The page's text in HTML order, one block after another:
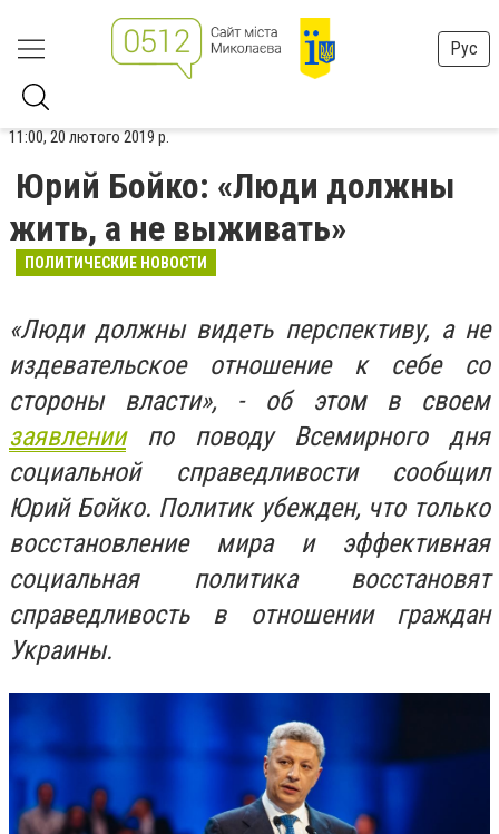
Рус
11:00, 20 лютого 2019 р.
Юрий Бойко: «Люди должны
жить, а не выживать»
ПОЛИТИЧЕСКИЕ НОВОСТИ
«Люди должны видеть перспективу, а не
издевательское отношение к себе со
стороны власти», - об этом в своем
заявлениипо поводу Всемирного дня
социальной справедливости сообщил
Юрий Бойко. Политик убежден, что только
восстановление мира и эффективная
социальная политика восстановят
справедливость в отношении граждан
Украины.